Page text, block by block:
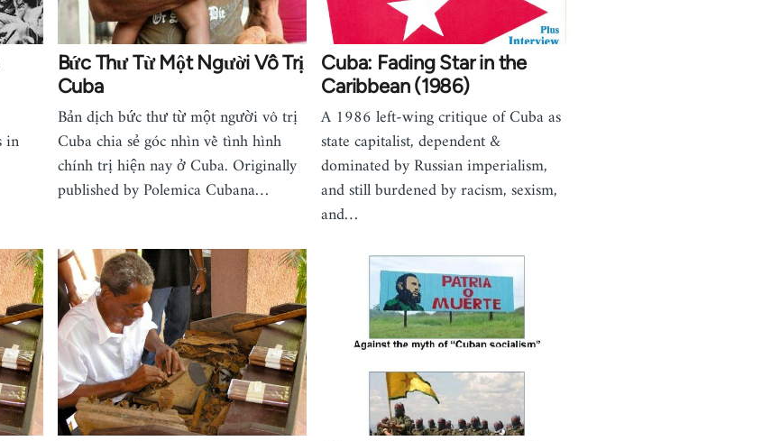
in
Bức Thư Từ Một Người Vô Trị
Cuba
Bản dịch bức thư từ một người vô trị
Cuba chia sẻ góc nhìn về tình hình
chính trị hiện nay ở Cuba. Originally
published by Polemica Cubana…
Cuba: Fading Star in the
Caribbean (1986)
A 1986 left-wing critique of Cuba as
state capitalist, dependent &
dominated by Russian imperialism,
and still burdened by racism, sexism,
and…